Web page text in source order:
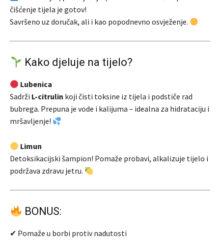
čišćenje tijela je gotov!
Savršeno uz doručak, ali i kao popodnevno osvježenje.
Kako djeluje na tijelo?
Lubenica
Sadrži L-citrulin koji čisti toksine iz tijela i podstiče rad
bubrega. Prepuna je vode i kalijuma – idealna za hidrataciju i
mršavljenje!
Limun
Detoksikacijski šampion! Pomaže probavi, alkalizuje tijelo i
podržava zdravu jetru.
BONUS:
✔ Pomaže u borbi protiv nadutosti